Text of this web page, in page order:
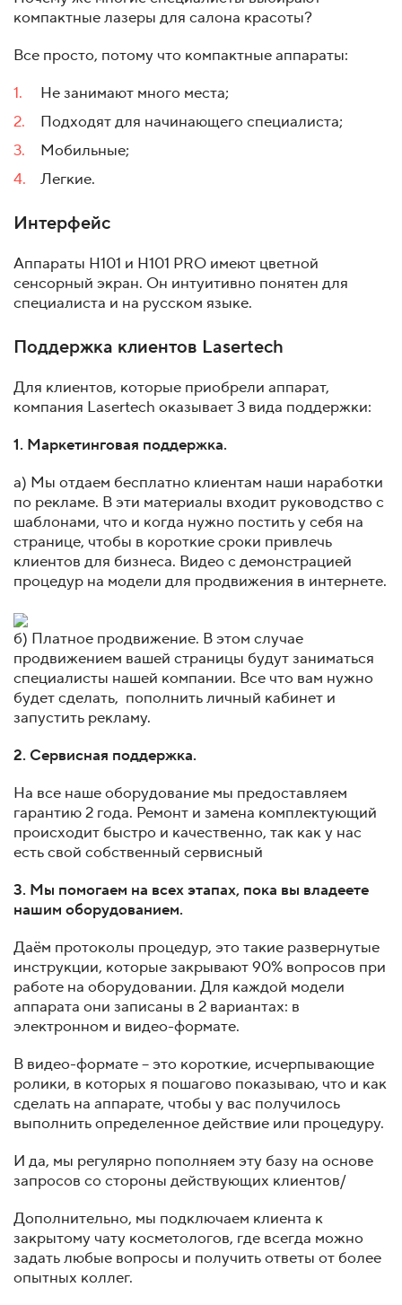
компактные лазеры для салона красоты?
Все просто, потому что компактные аппараты:
Не занимают много места;
Подходят для начинающего специалиста;
Мобильные;
Легкие.
Интерфейс
Аппараты H101 и H101 PRO имеют цветной
сенсорный экран. Он интуитивно понятен для
специалиста и на русском языке.
Поддержка клиентов Lasertech
Для клиентов, которые приобрели аппарат,
компания Lasertech оказывает 3 вида поддержки:
1. Маркетинговая поддержка.
а) Мы отдаем бесплатно клиентам наши наработки
по рекламе. В эти материалы входит руководство с
шаблонами, что и когда нужно постить у себя на
странице, чтобы в короткие сроки привлечь
клиентов для бизнеса. Видео с демонстрацией
процедур на модели для продвижения в интернете.
б) Платное продвижение. В этом случае
продвижением вашей страницы будут заниматься
специалисты нашей компании. Все что вам нужно
будет сделать, пополнить личный кабинет и
запустить рекламу.
2. Сервисная поддержка.
На все наше оборудование мы предоставляем
гарантию 2 года. Ремонт и замена комплектующий
происходит быстро и качественно, так как у нас
есть свой собственный сервисный
3. Мы помогаем на всех этапах, пока вы владеете
нашим оборудованием.
Даём протоколы процедур, это такие развернутые
инструкции, которые закрывают 90% вопросов при
работе на оборудовании. Для каждой модели
аппарата они записаны в 2 вариантах: в
электронном и видео-формате.
В видео-формате – это короткие, исчерпывающие
ролики, в которых я пошагово показываю, что и как
сделать на аппарате, чтобы у вас получилось
выполнить определенное действие или процедуру.
И да, мы регулярно пополняем эту базу на основе
запросов со стороны действующих клиентов/
Дополнительно, мы подключаем клиента к
закрытому чату косметологов, где всегда можно
задать любые вопросы и получить ответы от более
опытных коллег.